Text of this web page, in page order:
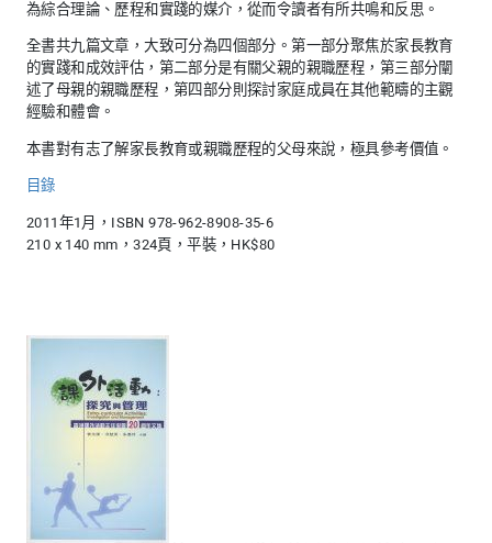
為綜合理論、歷程和實踐的媒介，從而令讀者有所共鳴和反思。
全書共九篇文章，大致可分為四個部分。第一部分聚焦於家長教育
的實踐和成效評估，第二部分是有關父親的親職歷程，第三部分闡
述了母親的親職歷程，第四部分則探討家庭成員在其他範疇的主觀
經驗和體會。
本書對有志了解家長教育或親職歷程的父母來說，極具參考價值。
目錄
2011年1月，ISBN 978-962-8908-35-6
210 x 140 mm，324頁，平裝，HK$80